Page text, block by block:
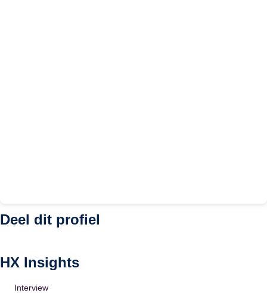
Deel dit profiel
HX Insights
Interview